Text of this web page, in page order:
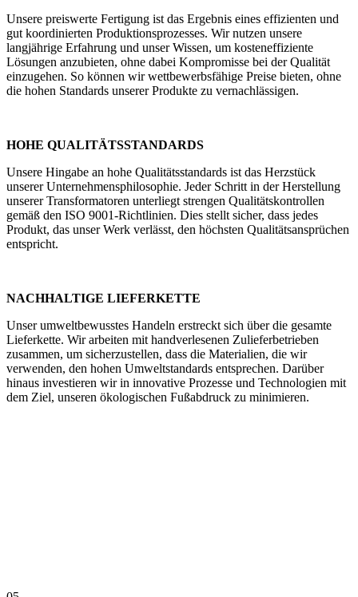
Unsere preiswerte Fertigung ist das Ergebnis eines effizienten und
gut koordinierten Produktionsprozesses. Wir nutzen unsere
langjährige Erfahrung und unser Wissen, um kosteneffiziente
Lösungen anzubieten, ohne dabei Kompromisse bei der Qualität
einzugehen. So können wir wettbewerbsfähige Preise bieten, ohne
die hohen Standards unserer Produkte zu vernachlässigen.
HOHE QUALITÄTSSTANDARDS
Unsere Hingabe an hohe Qualitätsstandards ist das Herzstück
unserer Unternehmensphilosophie. Jeder Schritt in der Herstellung
unserer Transformatoren unterliegt strengen Qualitätskontrollen
gemäß den ISO 9001-Richtlinien. Dies stellt sicher, dass jedes
Produkt, das unser Werk verlässt, den höchsten Qualitätsansprüchen
entspricht.
NACHHALTIGE LIEFERKETTE
Unser umweltbewusstes Handeln erstreckt sich über die gesamte
Lieferkette. Wir arbeiten mit handverlesenen Zulieferbetrieben
zusammen, um sicherzustellen, dass die Materialien, die wir
verwenden, den hohen Umweltstandards entsprechen. Darüber
hinaus investieren wir in innovative Prozesse und Technologien mit
dem Ziel, unseren ökologischen Fußabdruck zu minimieren.